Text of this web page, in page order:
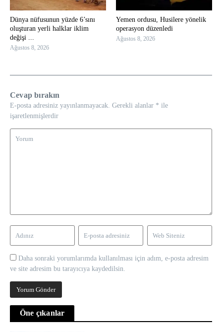
Dünya nüfusunun yüzde 6’sını
oluşturan yerli halklar iklim
değişi ...
Ağustos 8, 2026
Yemen ordusu, Husilere yönelik
operasyon düzenledi
Ağustos 8, 2026
Cevap bırakın
E-posta adresiniz yayınlanmayacak. Gerekli alanlar * ile
işaretlenmişlerdir
Daha sonraki yorumlarımda kullanılması için adım, e-posta adresim
ve site adresim bu tarayıcıya kaydedilsin.
Öne çıkanlar